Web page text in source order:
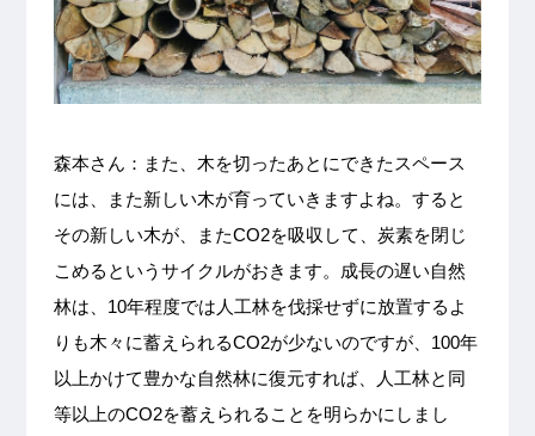
森本さん：また、木を切ったあとにできたスペース
には、また新しい木が育っていきますよね。すると
その新しい木が、またCO2を吸収して、炭素を閉じ
こめるというサイクルがおきます。成長の遅い自然
林は、10年程度では人工林を伐採せずに放置するよ
りも木々に蓄えられるCO2が少ないのですが、100年
以上かけて豊かな自然林に復元すれば、人工林と同
等以上のCO2を蓄えられることを明らかにしまし